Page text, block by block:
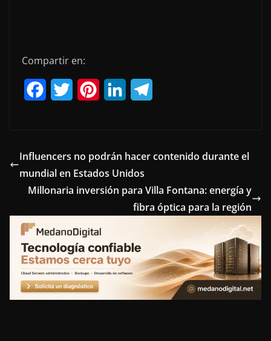
Compartir en:
e
b
k
t
t
t
e
s
t
k
e
n
e
Influencers no podrán hacer contenido durante el
mundial en Estados Unidos
Millonaria inversión para Villa Fontana: energía y
fibra óptica para la región